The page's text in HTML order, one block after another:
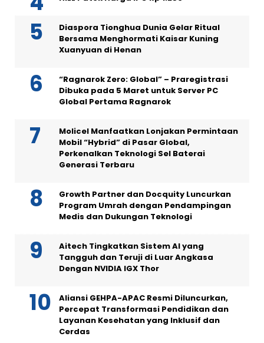
Diaspora Tionghua Dunia Gelar Ritual
Bersama Menghormati Kaisar Kuning
Xuanyuan di Henan
“Ragnarok Zero: Global” – Praregistrasi
Dibuka pada 5 Maret untuk Server PC
Global Pertama Ragnarok
Molicel Manfaatkan Lonjakan Permintaan
Mobil “Hybrid” di Pasar Global,
Perkenalkan Teknologi Sel Baterai
Generasi Terbaru
Growth Partner dan Docquity Luncurkan
Program Umrah dengan Pendampingan
Medis dan Dukungan Teknologi
Aitech Tingkatkan Sistem AI yang
Tangguh dan Teruji di Luar Angkasa
Dengan NVIDIA IGX Thor
Aliansi GEHPA-APAC Resmi Diluncurkan,
Percepat Transformasi Pendidikan dan
Layanan Kesehatan yang Inklusif dan
Cerdas